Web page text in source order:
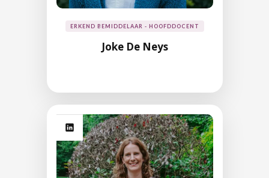
ERKEND BEMIDDELAAR - HOOFDDOCENT
Joke De Neys